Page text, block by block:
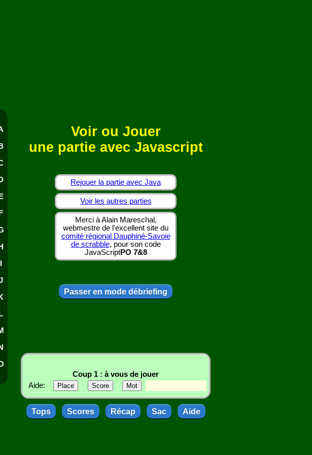
B
D
E
F
H
K
L
Voir ou Jouer
une partie avec Javascript
Rejouer la partie avec Java
Voir les autres parties
Merci à Alain Mareschal,
webmestre de l'excellent site du
comité régional Dauphiné-Savoie
de scrabble, pour son code
JavaScriptPO 7&8
Passer en mode débriefing
Coup 1 : à vous de jouer
Aide:
Tops Scores Récap Sac Aide